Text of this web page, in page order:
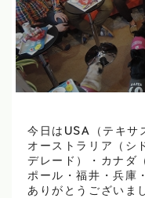
今日はUSA（テキサ
オーストラリア（シ
デレード）・カナダ
ポール・福井・兵庫
ありがとうございま